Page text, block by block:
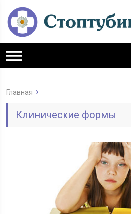
Главная
Клинические формы